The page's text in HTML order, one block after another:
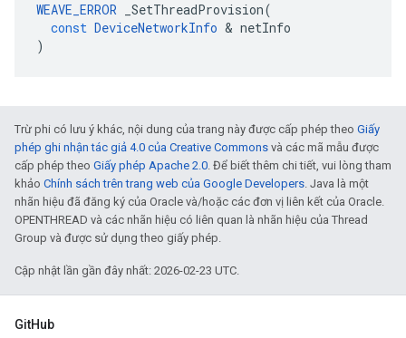
WEAVE_ERROR _SetThreadProvision(
const DeviceNetworkInfo & netInfo
)
Trừ phi có lưu ý khác, nội dung của trang này được cấp phép theo Giấy
phép ghi nhận tác giả 4.0 của Creative Commons và các mã mẫu được
cấp phép theo Giấy phép Apache 2.0. Để biết thêm chi tiết, vui lòng tham
khảo Chính sách trên trang web của Google Developers. Java là một
nhãn hiệu đã đăng ký của Oracle và/hoặc các đơn vị liên kết của Oracle.
OPENTHREAD và các nhãn hiệu có liên quan là nhãn hiệu của Thread
Group và được sử dụng theo giấy phép.
Cập nhật lần gần đây nhất: 2026-02-23 UTC.
GitHub